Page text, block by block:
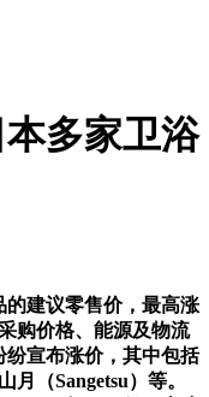
多家卫浴
建议零售价，最高涨
购价格、能源及物流
宣布涨价，其中包括
（Sangetsu）等。